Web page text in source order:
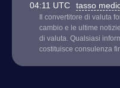
04:11 UTC tasso
Il convertitore di valuta
cambio e le ultime
di valuta. Qualsiasi
costituisce consulenza